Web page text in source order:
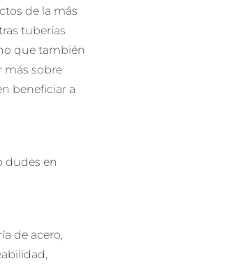
de la más
tuberías
que también
más sobre
beneficiar a
dudes en
de acero,